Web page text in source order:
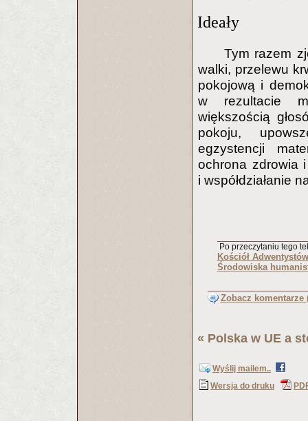
Ideały
Tym razem
walki, przelewu
pokojową i
w rezultacie
większością
pokoju,
egzystencji
ochrona zdrowia
i współdziałanie
Po przeczytaniu tego
Kościół
Środowiska
Zobacz komentarze
« Polska w UE a
Wyślij mailem..
Wersja do druku